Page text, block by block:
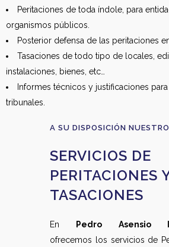
Peritaciones de toda índole, para
organismos públicos.
Posterior defensa de las peritaciones
Tasaciones de todo tipo de locales,
instalaciones, bienes, etc…
Informes técnicos y justificaciones
tribunales.
A SU DISPOSICIÓN
SERVICIOS DE
PERITACIONES
TASACIONES
En
Pedro Asensio
ofrecemos los servicios de